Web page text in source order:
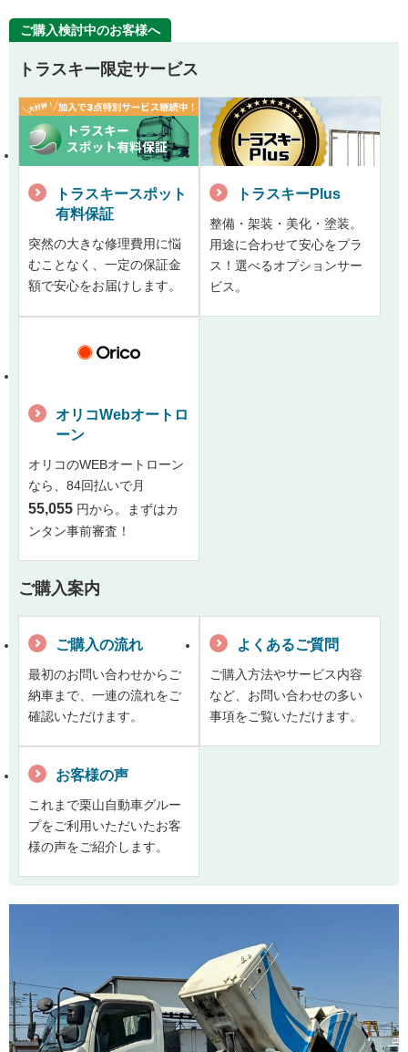
ご購入検討中のお客様へ
トラスキー限定サービス
トラスキースポット
有料保証
突然の大きな修理費用に悩
むことなく、一定の保証金
額で安心をお届けします。
トラスキーPlus
整備・架装・美化・塗装。
用途に合わせて安心をプラ
ス！選べるオプションサー
ビス。
オリコWebオートロ
ーン
オリコのWEBオートローン
なら、84回払いで月
55,055 円から。まずはカ
ンタン事前審査！
ご購入案内
ご購入の流れ
最初のお問い合わせからご
納車まで、一連の流れをご
確認いただけます。
よくあるご質問
ご購入方法やサービス内容
など、お問い合わせの多い
事項をご覧いただけます。
お客様の声
これまで栗山自動車グルー
プをご利用いただいたお客
様の声をご紹介します。